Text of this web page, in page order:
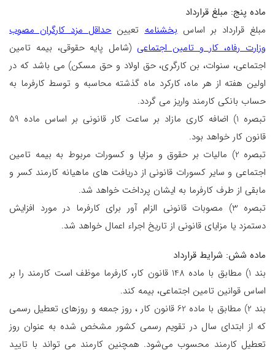
ماده پنج: مبلغ قرارداد
مبلغ قرارداد بر اساسبخشنامهتعیینحداقل مزد کارگران مصوب
وزارت رفاه، کار و تامین اجتماعی (شامل پایه حقوقی، بیمه تامین
اجتماعی، سنوات، بن کارگری، حق اولاد و حق مسکن) می باشد که در
اولین هفته از هر ماه، کارکرد ماه گذشته محاسبه و توسط کارفرما به
حساب بانکی کارمند واریز می گردد.
تبصره 1) اضافه کاری مازاد بر ساعت کار قانونی بر اساس ماده 59
قانون کار خواهد بود.
تبصره 2) مالیات بر حقوق و مزایا و کسورات مربوط به بیمه تامین
اجتماعی و سایر کسورات قانونی از دریافت های ماهیانه کارمند کسر و
مابقی از طرف کارفرما به ایشان پرداخت خواهد شد.
تبصره 3) مصوبات قانونی الزام آور برای کارفرما در مورد افزایش
دستمزد یا مزایای قانونی از تاریخ اجراء اعمال خواهد شد.
ماده شش: شرایط قرارداد
بند 1) مطابق با ماده 148 قانون کار، کارفرما موظف است کارمند را بر
اساس قوانین تامین اجتماعی، بیمه کند.
بند 2) مطابق با ماده 62 قانون کار ، روز جمعه و روزهای تعطیل رسمی
که از ابتدای سال در تقویم رسمی کشور مشخص شده به عنوان روز
تعطیل کارمند محسوب می‌شود. همچنین کارمند می تواند با تایید